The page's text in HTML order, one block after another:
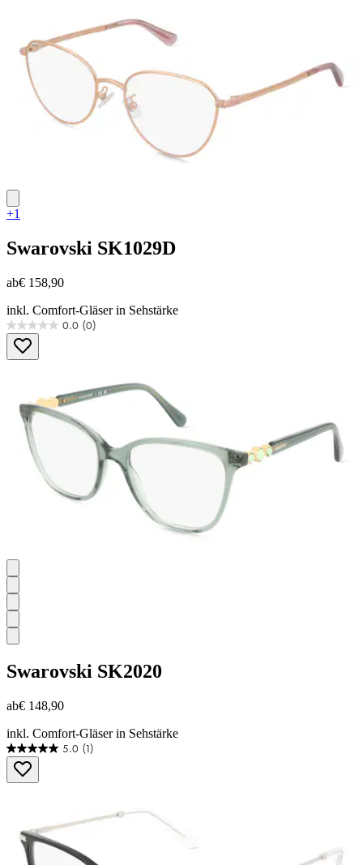
+1
Swarovski SK1029D
ab€ 158,90
inkl. Comfort-Gläser in Sehstärke
0.0 (0)
0.0
von
5
Swarovski SK2020
ab€ 148,90
inkl. Comfort-Gläser in Sehstärke
5.0 (1)
5.0
von
5
Bewertung